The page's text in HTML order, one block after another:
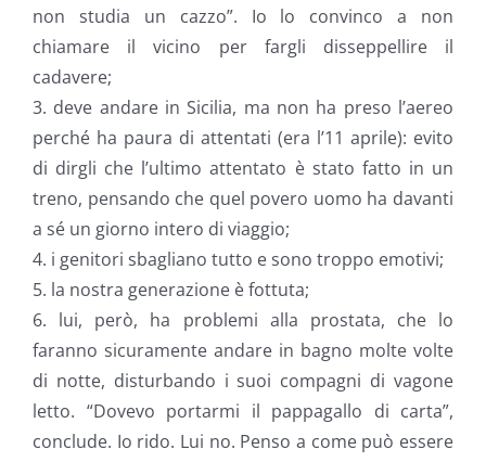
non studia un cazzo”. Io lo convinco a non
chiamare il vicino per fargli disseppellire il
cadavere;
3. deve andare in Sicilia, ma non ha preso l’aereo
perché ha paura di attentati (era l’11 aprile): evito
di dirgli che l’ultimo attentato è stato fatto in un
treno, pensando che quel povero uomo ha davanti
a sé un giorno intero di viaggio;
4. i genitori sbagliano tutto e sono troppo emotivi;
5. la nostra generazione è fottuta;
6. lui, però, ha problemi alla prostata, che lo
faranno sicuramente andare in bagno molte volte
di notte, disturbando i suoi compagni di vagone
letto. “Dovevo portarmi il pappagallo di carta”,
conclude. Io rido. Lui no. Penso a come può essere